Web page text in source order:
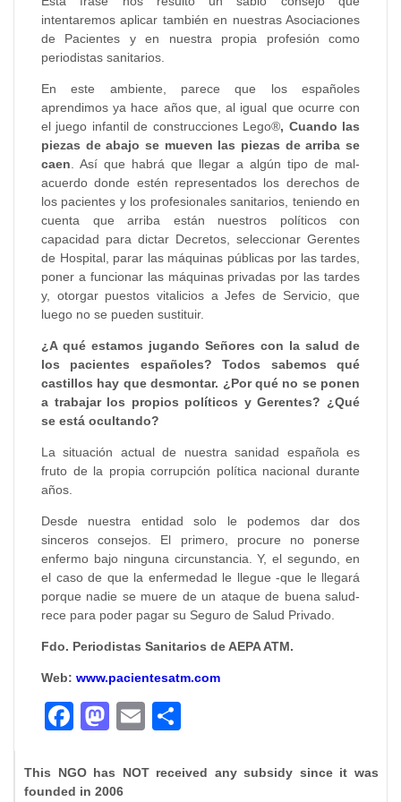
intentaremos aplicar también en nuestras Asociaciones
de Pacientes y en nuestra propia profesión como
periodistas sanitarios.
En este ambiente, parece que los españoles
aprendimos ya hace años que, al igual que ocurre con
el juego infantil de construcciones Lego®, Cuando las
piezas de abajo se mueven las piezas de arriba se
caen . Así que habrá que llegar a algún tipo de mal-
acuerdo donde estén representados los derechos de
los pacientes y los profesionales sanitarios, teniendo en
cuenta que arriba están nuestros políticos con
capacidad para dictar Decretos, seleccionar Gerentes
de Hospital, parar las máquinas públicas por las tardes,
poner a funcionar las máquinas privadas por las tardes
y, otorgar puestos vitalicios a Jefes de Servicio, que
luego no se pueden sustituir.
¿A qué estamos jugando Señores con la salud de
los pacientes españoles? Todos sabemos qué
castillos hay que desmontar. ¿Por qué no se ponen
a trabajar los propios políticos y Gerentes? ¿Qué
se está ocultando?
La situación actual de nuestra sanidad española es
fruto de la propia corrupción política nacional durante
años.
Desde nuestra entidad solo le podemos dar dos
sinceros consejos. El primero, procure no ponerse
enfermo bajo ninguna circunstancia. Y, el segundo, en
el caso de que la enfermedad le llegue -que le llegará
porque nadie se muere de un ataque de buena salud-
rece para poder pagar su Seguro de Salud Privado.
Fdo. Periodistas Sanitarios de AEPA ATM.
Web: www.pacientesatm.com
Facebook
Mastodon
Email
This NGO has NOT received any subsidy since it was
founded in 2006